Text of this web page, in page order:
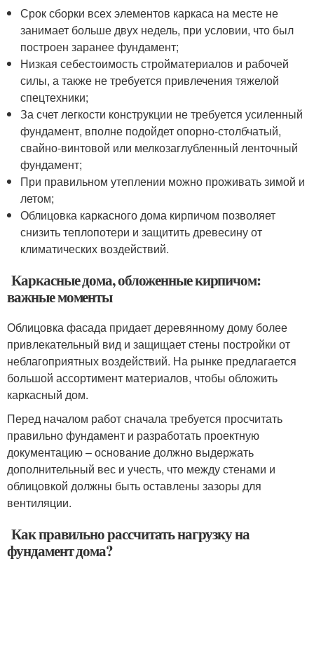
Срок сборки всех элементов каркаса на месте не
занимает больше двух недель, при условии, что был
построен заранее фундамент;
Низкая себестоимость стройматериалов и рабочей
силы, а также не требуется привлечения тяжелой
спецтехники;
За счет легкости конструкции не требуется усиленный
фундамент, вполне подойдет опорно-столбчатый,
свайно-винтовой или мелкозаглубленный ленточный
фундамент;
При правильном утеплении можно проживать зимой и
летом;
Облицовка каркасного дома кирпичом позволяет
снизить теплопотери и защитить древесину от
климатических воздействий.
Каркасные дома, обложенные кирпичом:
важные моменты
Облицовка фасада придает деревянному дому более
привлекательный вид и защищает стены постройки от
неблагоприятных воздействий. На рынке предлагается
большой ассортимент материалов, чтобы обложить
каркасный дом.
Перед началом работ сначала требуется просчитать
правильно фундамент и разработать проектную
документацию – основание должно выдержать
дополнительный вес и учесть, что между стенами и
облицовкой должны быть оставлены зазоры для
вентиляции.
Как правильно рассчитать нагрузку на
фундамент дома?